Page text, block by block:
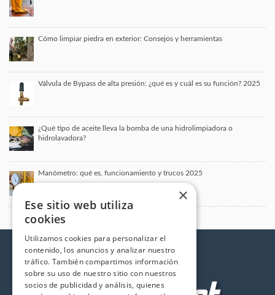
Cómo limpiar piedra en exterior: Consejos y herramientas
Válvula de Bypass de alta presión: ¿qué es y cuál es su función? 2025
¿Qué tipo de aceite lleva la bomba de una hidrolimpiadora o
hidrolavadora?
Manómetro: qué es, funcionamiento y trucos 2025
×
Ese sitio web utiliza
cookies
Utilizamos cookies para personalizar el
contenido, los anuncios y analizar nuestro
tráfico. También compartimos información
sobre su uso de nuestro sitio con nuestros
socios de publicidad y análisis, quienes